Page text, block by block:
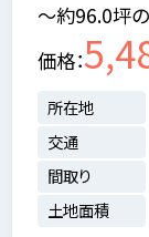
～約96.0坪
価格
所在地
交通
間取り
土地面積